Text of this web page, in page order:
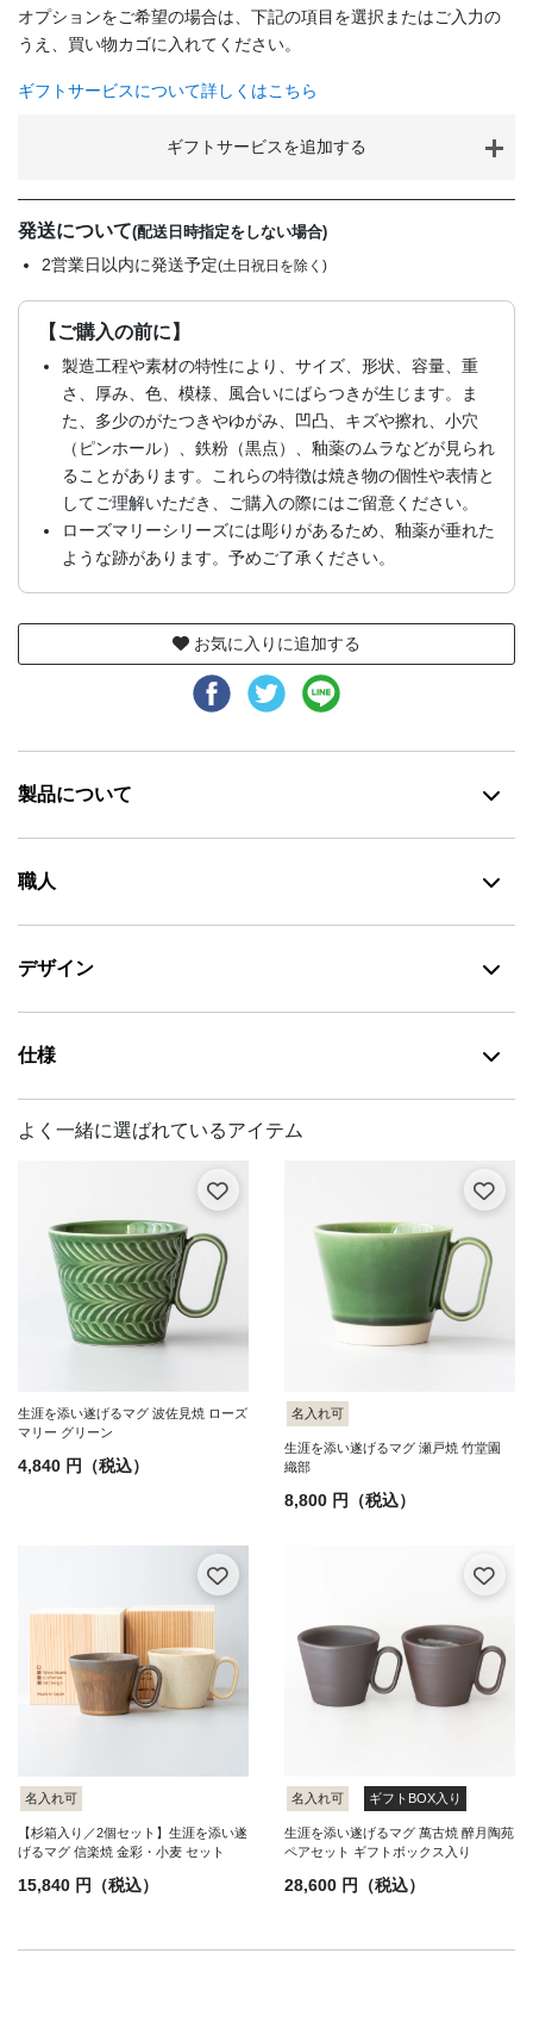
発送について(配送日時指定をしない場合)
2営業日以内に発送予定(土日祝日を除く)
オプションをご希望の場合は、下記の項目を選択またはご入力の
うえ、買い物カゴに入れてください。
ギフトサービスについて詳しくはこちら
ギフトサービスを追加する
【ご購入の前に】
製造工程や素材の特性により、サイズ、形状、容量、重
さ、厚み、色、模様、風合いにばらつきが生じます。ま
た、多少のがたつきやゆがみ、凹凸、キズや擦れ、小穴
（ピンホール）、鉄粉（黒点）、釉薬のムラなどが見られ
ることがあります。これらの特徴は焼き物の個性や表情と
してご理解いただき、ご購入の際にはご留意ください。
ローズマリーシリーズには彫りがあるため、釉薬が垂れた
ような跡があります。予めご了承ください。
お気に入りに追加する
製品について
職人
デザイン
仕様
生涯を添い遂げるマグ 波佐見焼 ローズ
マリー グリーン
4,840 円（税込）
名入れ可
生涯を添い遂げるマグ 瀬戸焼 竹堂園
織部
8,800 円（税込）
名入れ可
【杉箱入り／2個セット】生涯を添い遂
げるマグ 信楽焼 金彩・小麦 セット
15,840 円（税込）
名入れ可 ギフトBOX入り
生涯を添い遂げるマグ 萬古焼 醉月陶苑
ペアセット ギフトボックス入り
28,600 円（税込）